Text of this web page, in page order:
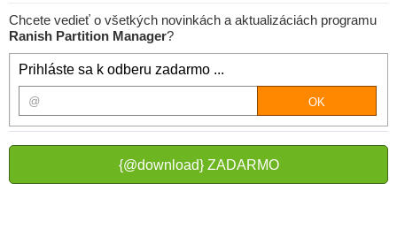
Chcete vedieť o všetkých novinkách a aktualizáciách programu
Ranish Partition Manager?
Prihláste sa k odberu zadarmo ...
{@download} ZADARMO